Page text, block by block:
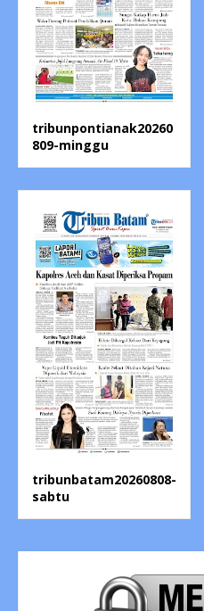
tribunpontianak20260
809-minggu
tribunbatam20260808-
sabtu